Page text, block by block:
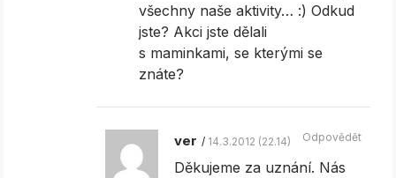
všechny naše aktivity… :) Odkud
jste? Akci jste dělali
s maminkami, se kterými se
znáte?
ver 14.3.2012 (22.14)
Děkujeme za uznání. Nás
Odpovědět